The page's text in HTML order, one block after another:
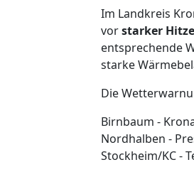
Im Landkreis
vorstarker Hitze
entsprechende
starke
Die
Birnbaum -
Nordhalben -
Stockheim/KC -